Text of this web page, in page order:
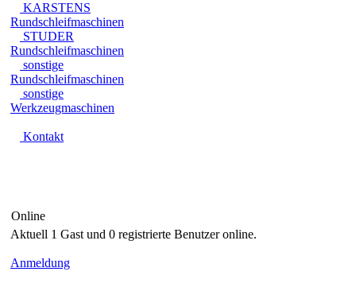
KARSTENS
Rundschleifmaschinen
STUDER
Rundschleifmaschinen
sonstige
Rundschleifmaschinen
sonstige
Werkzeugmaschinen
Kontakt
Online
Aktuell 1 Gast und 0 registrierte Benutzer online.
Anmeldung